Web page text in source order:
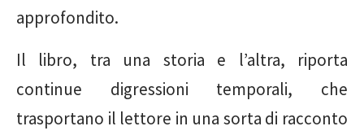
approfondito.
Il libro, tra una storia e l’altra, riporta
continue digressioni temporali, che
trasportano il lettore in una sorta di racconto